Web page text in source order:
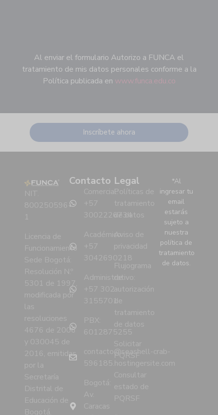
Al enviar el formulario Autorizo a FUNCA el
tratamiento de mis datos personales conforme a la
Política publicada en www.funca.edu.co
Inscríbete ahora
NIT.
800250596-
1
Licencia de
Funcionamiento
Sede Bogotá:
Resolución N.º
5301 de 1997,
modificada por
las
resoluciones
4676 de 2006
y 030045 de
2016, emitidas
por la
Secretaría
Distrital de
Educación de
Bogotá.
Contacto
Comercial:
+57
3002226734
Académico:
+57
3042690218
Administrativo:
+57 302
3155701
PBX:
6012875255
contacto@seashell-crab-
596185.hostingersite.com
Bogotá:
Av.
Caracas
Legal
Políticas de
tratamiento
de datos
Aviso de
privacidad
Flujograma
de
autorización
de
tratamiento
de datos
Solicitar
PQRSF
Consultar
estado de
PQRSF
*Al
ingresar tu
email
estarás
sujeto a
nuestra
política de
tratamiento
de datos.